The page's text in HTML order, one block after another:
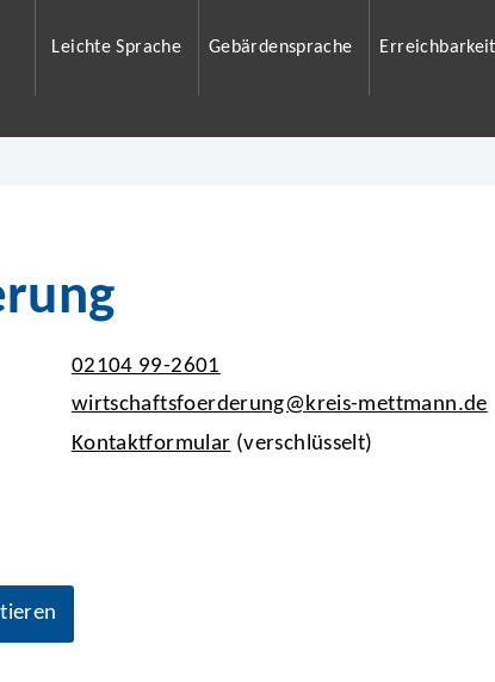
Leichte Sprache Gebärdensprache Erreichbarkeit
02104 99-2601
wirtschaftsfoerderung@kreis-mettmann.de
Kontaktformular (verschlüsselt)